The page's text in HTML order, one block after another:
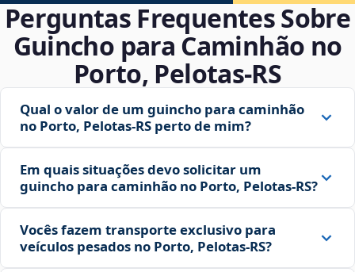
Perguntas Frequentes Sobre
Guincho para Caminhão no
Porto, Pelotas‑RS
Qual o valor de um guincho para caminhão
no Porto, Pelotas‑RS perto de mim?
Em quais situações devo solicitar um
guincho para caminhão no Porto, Pelotas‑RS?
Vocês fazem transporte exclusivo para
veículos pesados no Porto, Pelotas‑RS?